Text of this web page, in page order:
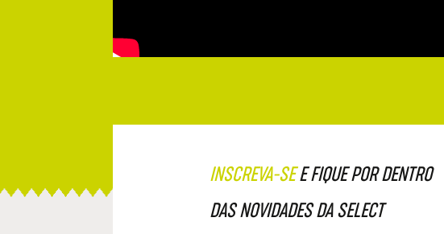
INSCREVA-SEE FIQUE POR DENTRO
DAS NOVIDADES DA SELECT